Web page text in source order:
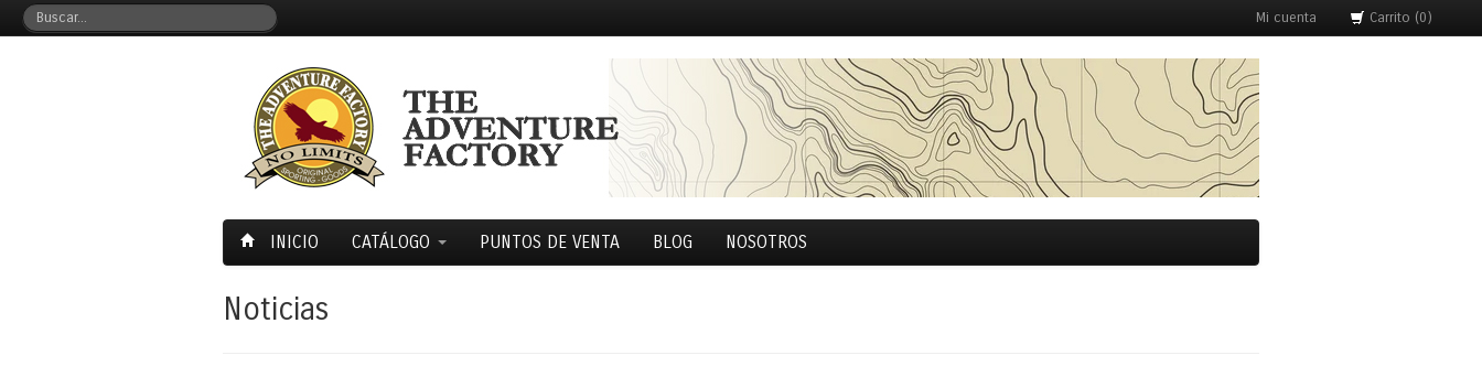
Mi cuenta Carrito (0)
INICIO CATÁLOGO PUNTOS DE VENTA BLOG NOSOTROS
Noticias